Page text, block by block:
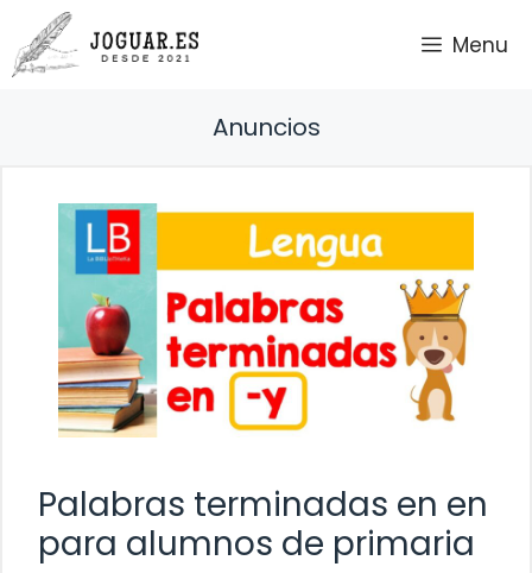
Saltar
al
contenido
Menu
Anuncios
Palabras terminadas en en
para alumnos de primaria